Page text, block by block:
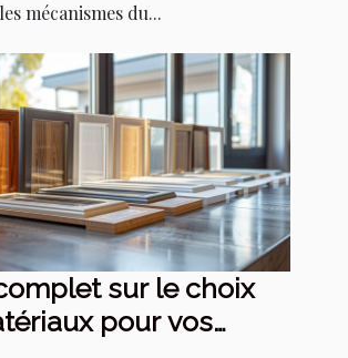
mécanismes du...
sur le choix
pour vos